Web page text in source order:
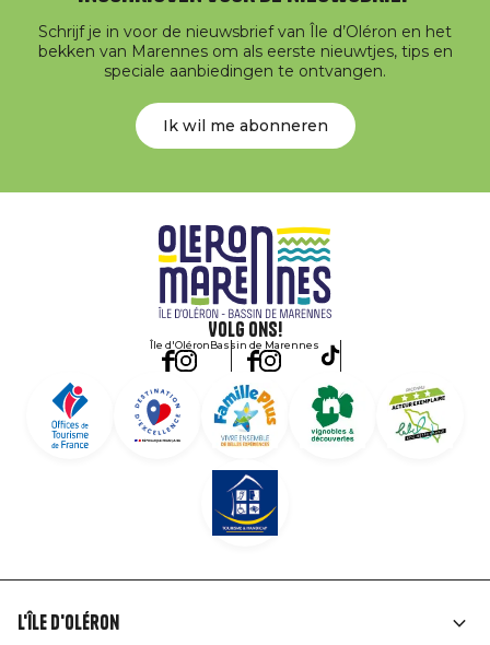
Schrijf je in voor de nieuwsbrief van Île d’Oléron en het
bekken van Marennes om als eerste nieuwtjes, tips en
speciale aanbiedingen te ontvangen.
Ik wil me abonneren
Volg ons!
Île d'OléronBassin de Marennes
Liens
L'île d'Oléron